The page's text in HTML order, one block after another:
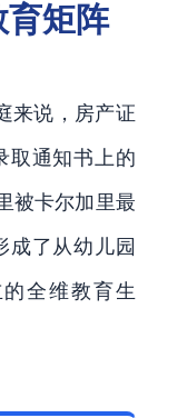
育矩阵
来说，房产证
取通知书上的
被卡尔加里最
成了从幼儿园
全维教育生